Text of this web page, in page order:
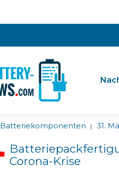
Batteriekomponenten | 31.
Corona-Krise